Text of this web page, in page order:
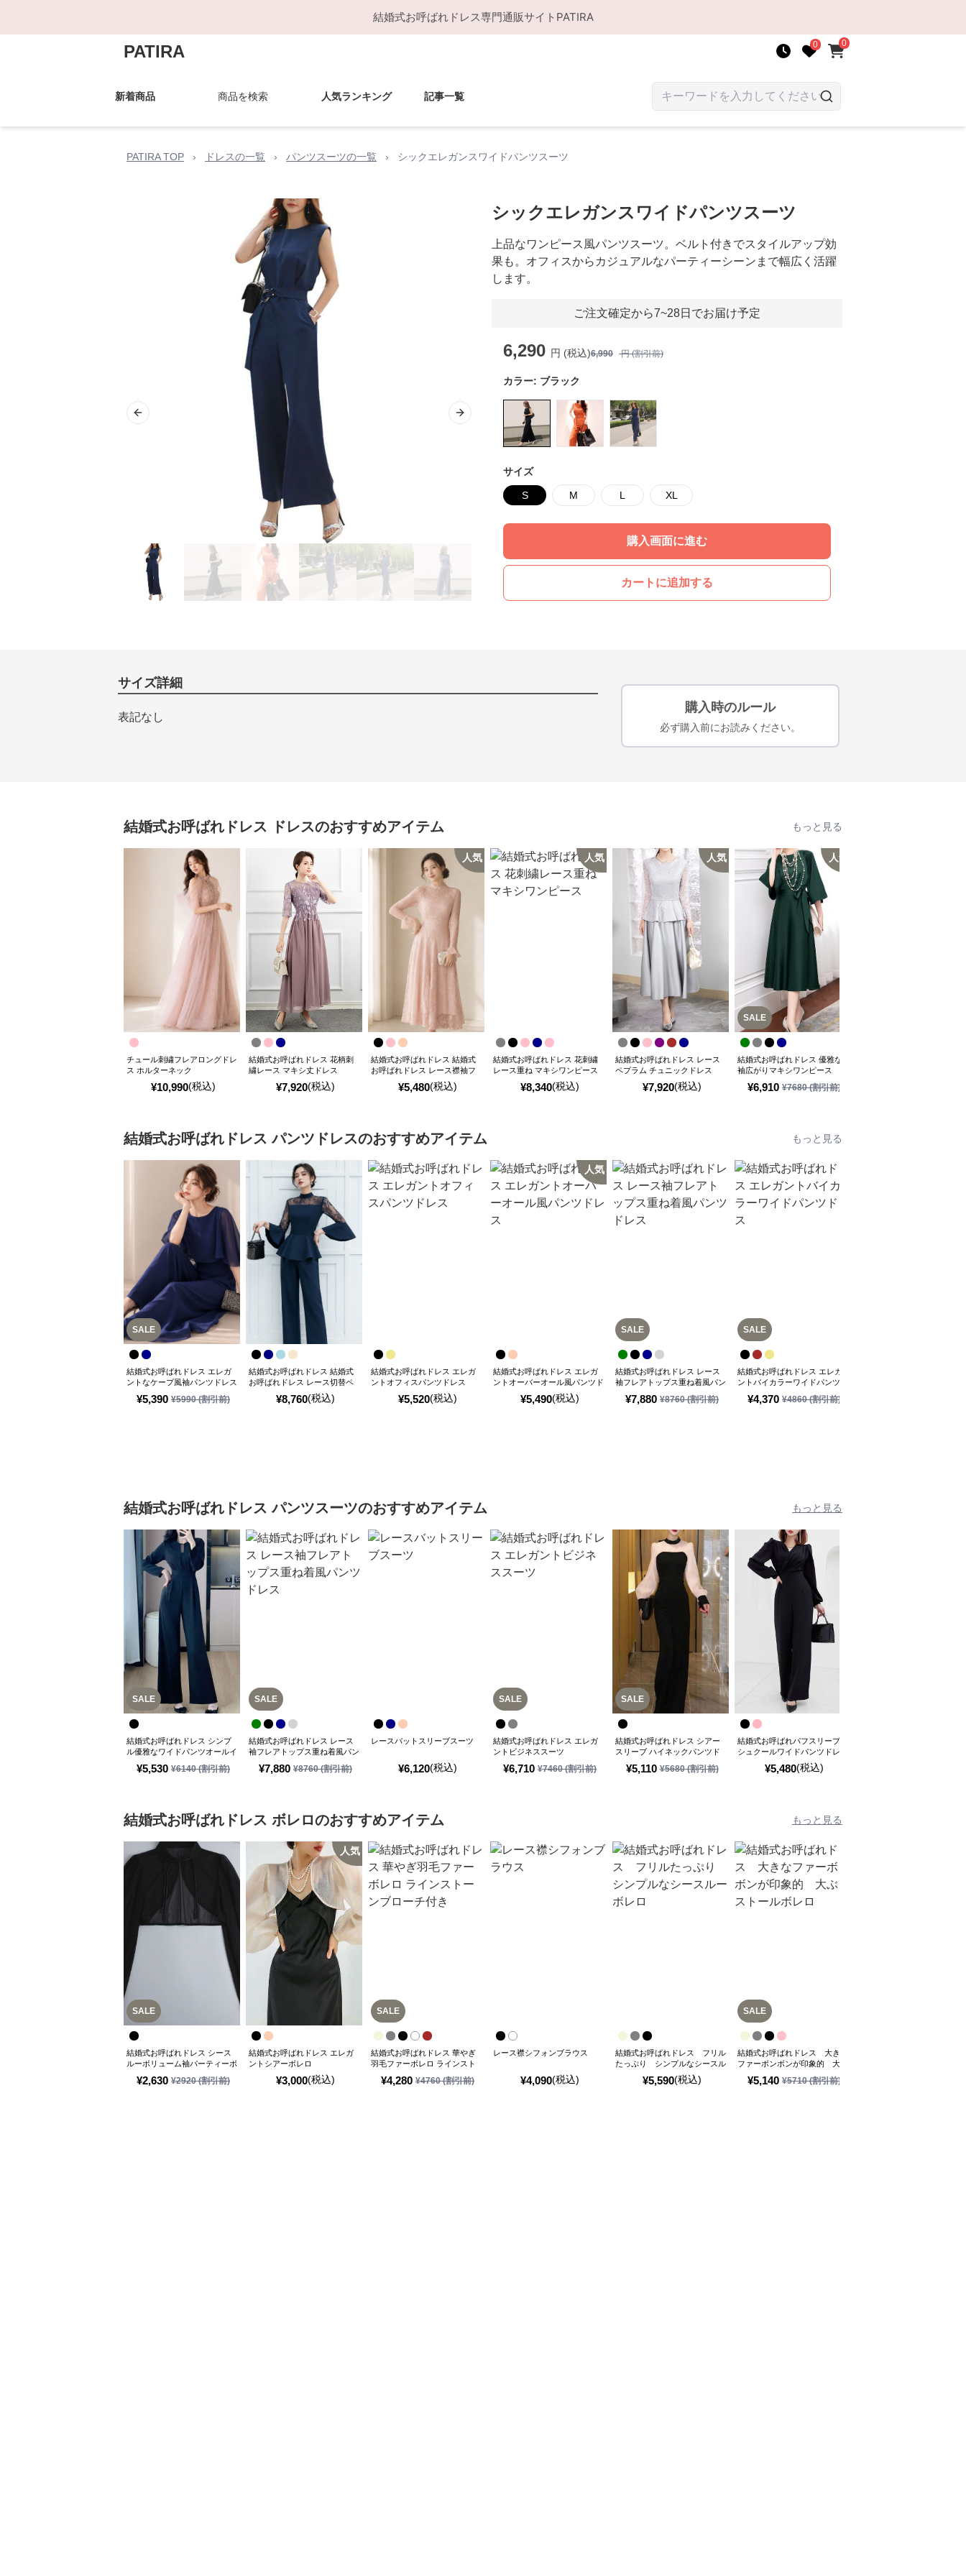
結婚式お呼ばれドレス専門通販サイト PATIRA
PATIRA 0 0
新着商品 商品を検索 人気ランキング 記事一覧
PATIRA TOP › ドレスの一覧 › パンツスーツの一覧 › シックエレガンスワイドパンツスーツ
Previous slide Next slide
シックエレガンスワイドパンツスーツ
上品なワンピース風パンツスーツ。ベルト付きでスタイルアップ効
果も。オフィスからカジュアルなパーティーシーンまで幅広く活躍
します。
ご注文確定から7~28日でお届け予定
6,290 円 (税込)6,990 円 (割引前)
カラー: ブラック
サイズ
S M L XL
購入画面に進む
カートに追加する
サイズ詳細
表記なし
購入時のルール
必ず購入前にお読みください。
結婚式お呼ばれドレス ドレスのおすすめアイテム もっと見る
¥10,990(税込)
チュール刺繍フレアロングドレ
ス ホルターネック
¥7,920(税込)
結婚式お呼ばれドレス 花柄刺
繍レース マキシ丈ドレス
人気
¥5,480(税込)
結婚式お呼ばれドレス 結婚式
お呼ばれドレス レース襟袖フ
レアマキシワンピース
人気
¥8,340(税込)
結婚式お呼ばれドレス 花刺繍
レース重ね マキシワンピース
人気
¥7,920(税込)
結婚式お呼ばれドレス レース
ペプラム チュニックドレス
SALE
人気
¥6,910 ¥7680(割引前)
結婚式お呼ばれドレス 優雅な
袖広がりマキシワンピース
結婚式お呼ばれドレス パンツドレスのおすすめアイテム もっと見る
SALE
¥5,390 ¥5990(割引前)
結婚式お呼ばれドレス エレガ
ントなケープ風袖パンツドレス
¥8,760(税込)
結婚式お呼ばれドレス 結婚式
お呼ばれドレス レース切替ペ
プラムパンツスーツ
¥5,520(税込)
結婚式お呼ばれドレス エレガ
ントオフィスパンツドレス
人気
¥5,490(税込)
結婚式お呼ばれドレス エレガ
ントオーバーオール風パンツド
SALE
¥7,880 ¥8760(割引前)
結婚式お呼ばれドレス レース
袖フレアトップス重ね着風パン
SALE
¥4,370 ¥4860(割引前)
結婚式お呼ばれドレス エレガ
ントバイカラーワイドパンツド
結婚式お呼ばれドレス パンツスーツのおすすめアイテム もっと見る
SALE
¥5,530 ¥6140(割引前)
結婚式お呼ばれドレス シンプ
ル優雅なワイドパンツオールイ
SALE
¥7,880 ¥8760(割引前)
結婚式お呼ばれドレス レース
袖フレアトップス重ね着風パン
¥6,120(税込)
レースバットスリーブスーツ
SALE
¥6,710 ¥7460(割引前)
結婚式お呼ばれドレス エレガ
ントビジネススーツ
SALE
¥5,110 ¥5680(割引前)
結婚式お呼ばれドレス シアー
スリーブ ハイネックパンツド
¥5,480(税込)
結婚式お呼ばれパフスリーブカ
シュクールワイドパンツドレス
結婚式お呼ばれドレス ボレロのおすすめアイテム もっと見る
SALE
¥2,630 ¥2920(割引前)
結婚式お呼ばれドレス シース
ルーボリューム袖パーティーボ
人気
¥3,000(税込)
結婚式お呼ばれドレス エレガ
ントシアーボレロ
SALE
¥4,280 ¥4760(割引前)
結婚式お呼ばれドレス 華やぎ
羽毛ファーボレロ ラインスト
¥4,090(税込)
レース襟シフォンブラウス
¥5,590(税込)
結婚式お呼ばれドレス フリル
たっぷり シンプルなシースル
SALE
¥5,140 ¥5710(割引前)
結婚式お呼ばれドレス 大きな
ファーボンボンが印象的 大ぶ